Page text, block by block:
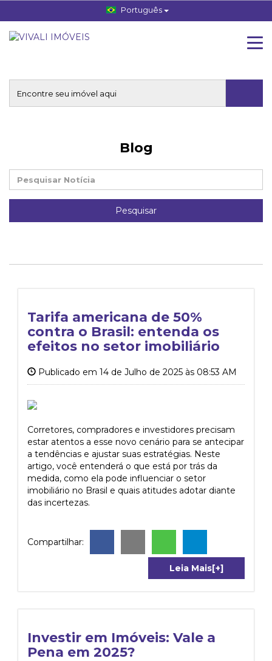
Português
Blog
Pesquisar
Tarifa americana de 50%
contra o Brasil: entenda os
efeitos no setor imobiliário
Publicado em 14 de Julho de 2025 às 08:53 AM
Corretores, compradores e investidores precisam
estar atentos a esse novo cenário para se antecipar
a tendências e ajustar suas estratégias. Neste
artigo, você entenderá o que está por trás da
medida, como ela pode influenciar o setor
imobiliário no Brasil e quais atitudes adotar diante
das incertezas.
Compartilhar:
Leia Mais[+]
Investir em Imóveis: Vale a
Pena em 2025?